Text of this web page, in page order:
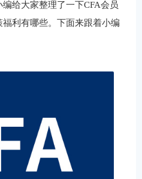
给大家整理了一下CFA会员
利有哪些。下面来跟着小编